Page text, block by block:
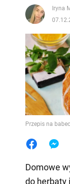
Iryna
Przepis na
Domowe
do herbaty